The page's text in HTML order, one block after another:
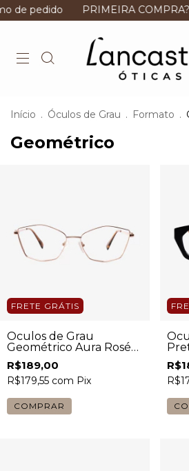
de pedido PRIMEIRA
Início . Óculos de Grau . Formato .
Geométrico
FRETE GRÁTIS
Óculos de Grau
Geométrico Aura Rosé
Feminino
R$189,00
R$179,55 com Pix
COMPRAR